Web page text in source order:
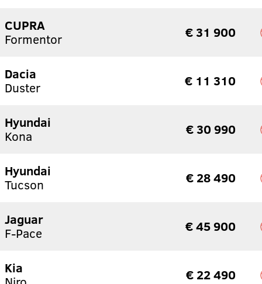
CUPRA
Formentor
€ 31 900
Dacia
Duster
€ 11 310
Hyundai
Kona
€ 30 990
Hyundai
Tucson
€ 28 490
Jaguar
F-Pace
€ 45 900
Kia
€ 22 490